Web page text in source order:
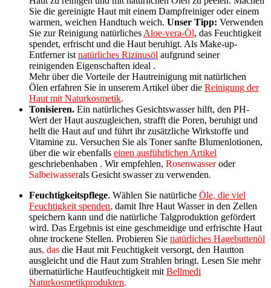
Sie die gereinigte Haut mit einem Dampfreiniger oder einem
warmen, weichen Handtuch weich. Unser Tipp: Verwenden
Sie zur Reinigung natürliches Aloe-vera-Öl, das Feuchtigkeit
spendet, erfrischt und die Haut beruhigt. Als Make-up-
Entferner ist natürliches Rizinusöl aufgrund seiner
reinigenden Eigenschaften ideal .
Mehrüber die Vorteile der Hautreinigung mit natürlichen
Ölen erfahren Sie in unserem Artikel über die Reinigung der
Haut mit Naturkosmetik.
Tonisieren. Ein natürliches Gesichtswasser hilft, den PH-
Wert der Haut auszugleichen, strafft die Poren, beruhigt und
hellt die Haut auf und führt ihr zusätzliche Wirkstoffe und
Vitamine zu. Versuchen Sie als Toner sanfte Blumenlotionen,
über die wir ebenfalls einen ausführlichen Artikel
geschriebenhaben . Wir empfehlen, Rosenwasseroder
Salbeiwasserals Gesicht swasser zu verwenden.
Feuchtigkeitspflege. Wählen Sie natürliche Öle, die viel
Feuchtigkeit spenden, damit Ihre Haut Wasser in den Zellen
speichern kann und die natürliche Talgproduktion gefördert
wird. Das Ergebnis ist eine geschmeidige und erfrischte Haut
ohne trockene Stellen. Probieren Sie natürliches Hagebuttenöl
aus, das die Haut mit Feuchtigkeit versorgt, den Hautton
ausgleicht und die Haut zum Strahlen bringt. Lesen Sie mehr
übernatürliche Hautfeuchtigkeit mit Bellmedi
Naturkosmetikprodukten.